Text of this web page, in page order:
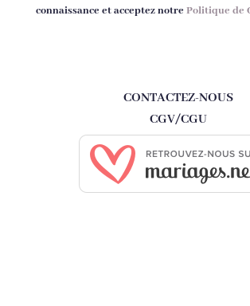
connaissance et acceptez notrePolitique de
CONTACTEZ-NOUS
CGV/CGU